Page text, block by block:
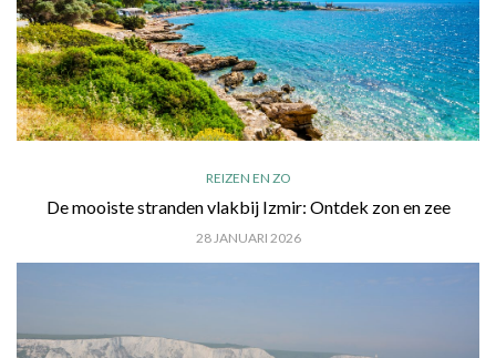
REIZEN EN ZO
De mooiste stranden vlakbij Izmir: Ontdek zon en zee
28 JANUARI 2026